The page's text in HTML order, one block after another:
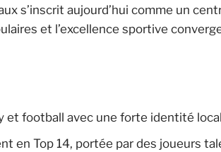
s’inscrit aujourd’hui comme un
et l’excellence sportive
football avec une forte identité
en Top 14, portée par des joueurs